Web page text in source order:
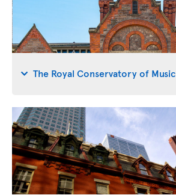
The Royal Conservatory of Music